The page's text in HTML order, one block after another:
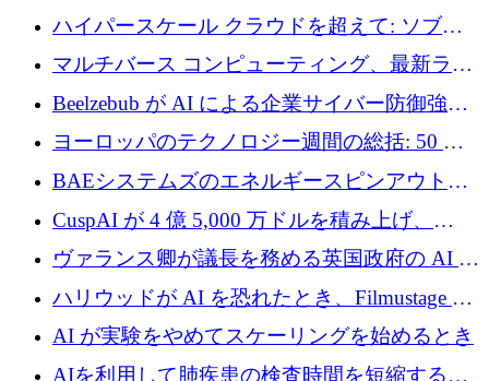
張するために 2,550 万ドルを調達
ハイパースケール クラウドを超えて: ソブリ
ン コンピューティングに対する DFINITY の
ビジョン
マルチバース コンピューティング、最新ラウ
ンドで最大 5 億 7,000 万ドルを目標
Beelzebub が AI による企業サイバー防御強化
のために 300 万ユーロを調達
ヨーロッパのテクノロジー週間の総括: 50 以
上の取引に 10 億ユーロ以上を投資
BAEシステムズのエネルギースピンアウト原
子力タービンが1500万ポンドの資金調達でス
テルスから浮上
CuspAI が 4 億 5,000 万ドルを積み上げ、
Resist.UA が 5,000 万ユーロの基金を立ち上
げ、DSIT が廃止される
ヴァランス卿が議長を務める英国政府の AI タ
スクフォースが発足
ハリウッドが AI を恐れたとき、Filmustage は
代わりにプリプロダクションに賭けました
AI が実験をやめてスケーリングを始めるとき
AIを利用して肺疾患の検査時間を短縮する英